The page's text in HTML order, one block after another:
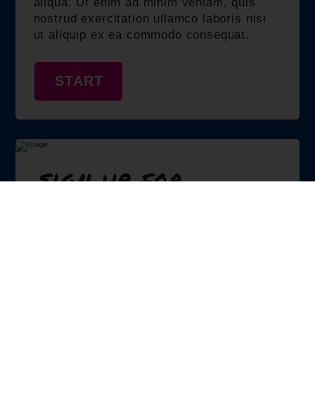
nostrud exercitation ullamco laboris nisi
ut aliquip ex ea commodo consequat.
START
sign up for